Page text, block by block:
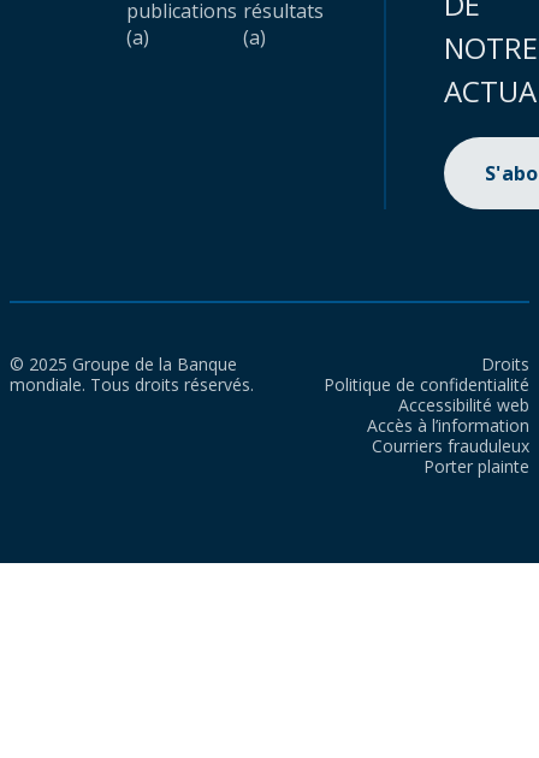
publications
(a)
résultats
(a)
NOTRE
© 2025 Groupe de la Banque
mondiale. Tous droits réservés.
Droits
Politique de confidentialité
Accessibilité web
Accès à l’information
Courriers frauduleux
Porter plainte